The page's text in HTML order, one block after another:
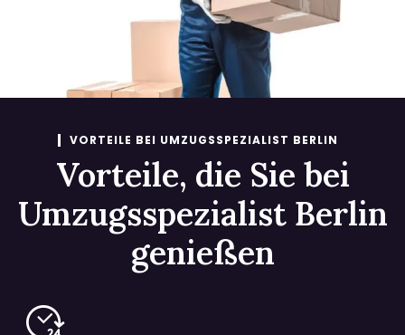
VORTEILE BEI UMZUGSSPEZIALIST BERLIN
Vorteile, die Sie bei
Umzugsspezialist Berlin
genießen